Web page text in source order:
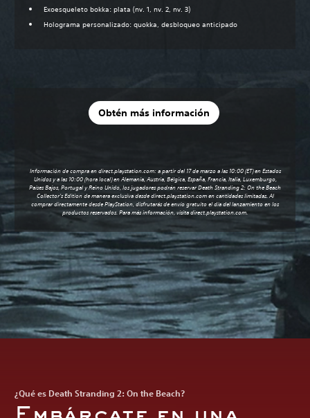
Exoesqueleto bokka: plata (nv. 1, nv. 2, nv. 3)
Holograma personalizado: quokka, desbloqueo anticipado
Obtén más información
Información de compra en direct.playstation.com: a partir del 17 de marzo a las 10:00 (ET) en Estados
Unidos y a las 10:00 (hora local) en Alemania, Austria, Bélgica, España, Francia, Italia, Luxemburgo,
Países Bajos, Portugal y Reino Unido, los jugadores podrán reservar Death Stranding 2: On the Beach
Collector's Edition de manera exclusiva desdedirect.playstation.comen cantidades limitadas. Al
comprar directamente desde PlayStation, disfrutarás de envío gratuito el día del lanzamiento en los
productos reservados. Para más información, visitadirect.playstation.com.
¿Qué es Death Stranding 2: On the Beach?